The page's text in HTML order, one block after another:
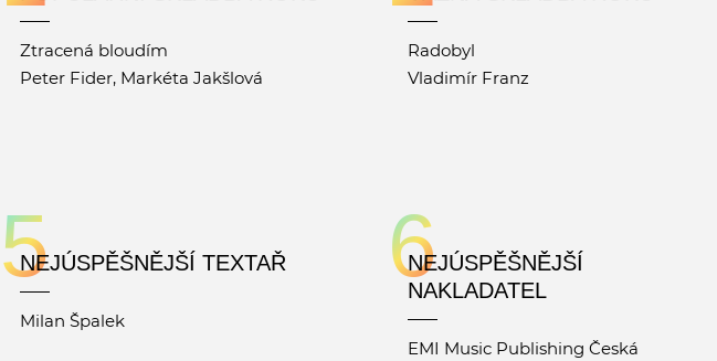
Ztracená bloudím
Peter Fider, Markéta Jakšlová
Radobyl
Vladimír Franz
5
NEJÚSPĚŠNĚJŠÍ TEXTAŘ
Milan Špalek
6
NEJÚSPĚŠNĚJŠÍ
NAKLADATEL
EMI Music Publishing Česká